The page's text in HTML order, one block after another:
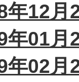
年12月
年01月
年02月